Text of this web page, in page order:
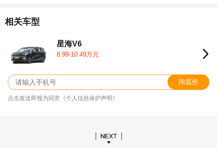
相关车型
星海V6
8.99-10.49万元
询底价
点击发送即视为同意《个人信息保护声明》